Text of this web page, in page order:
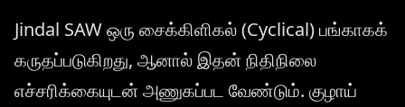
Jindal SAW ஒரு சைக்கிளிகல் (Cyclical) பங்காகக்
கருதப்படுகிறது, ஆனால் இதன் நிதிநிலை
எச்சரிக்கையுடன் அணுகப்பட வேண்டும். குழாய்